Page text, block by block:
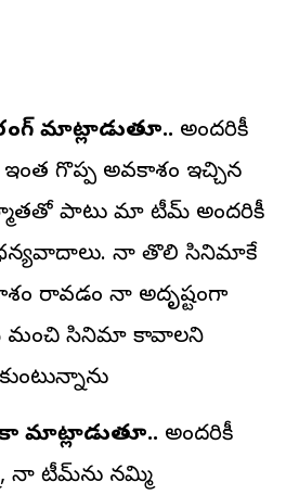
మాట్లాడుతూ.. అందరికీ
గొప్ప అవకాశం ఇచ్చిన
పాటు మా టీమ్ అందరికీ
నా తొలి సినిమాకే
రావడం నా అదృష్టంగా
మంచి సినిమా కావాలని
మాట్లాడుతూ.. అందరికీ
నా టీమ్‌ను నమ్మి